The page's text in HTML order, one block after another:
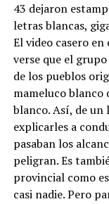
43 dejaron
letras blancas,
El video casero
verse que el
de los pueblos
mameluco blanco
blanco. Así, de un
explicarles a
pasaban los
peligran. Es
provincial como
casi nadie. Pero